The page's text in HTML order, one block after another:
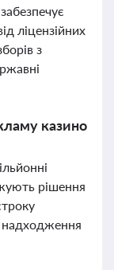
ліцензійних
з
казино
рішення
надходження